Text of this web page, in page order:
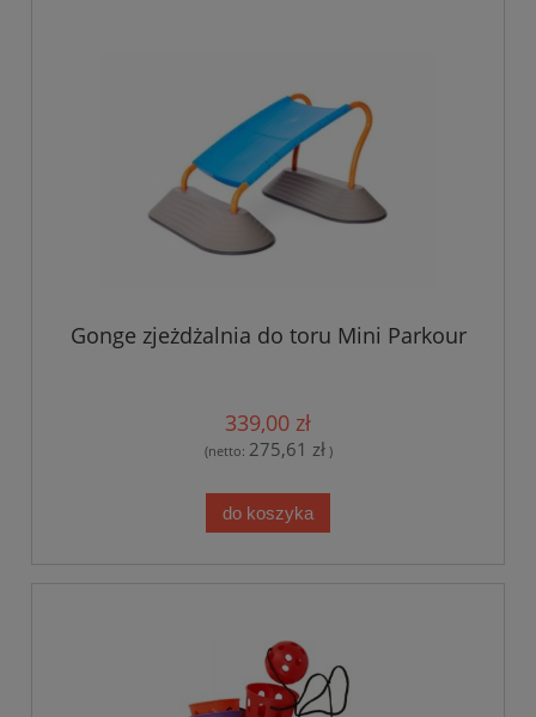
Gonge zjeżdżalnia do toru Mini Parkour
339,00 zł
(netto: 275,61 zł)
do koszyka